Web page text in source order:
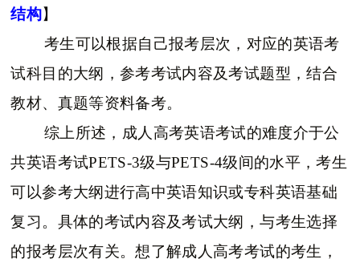
结构】
考生可以根据自己报考层次，对应的英语考
试科目的大纲，参考考试内容及考试题型，结合
教材、真题等资料备考。
综上所述，成人高考英语考试的难度介于公
共英语考试PETS-3级与PETS-4级间的水平，考生
可以参考大纲进行高中英语知识或专科英语基础
复习。具体的考试内容及考试大纲，与考生选择
的报考层次有关。想了解成人高考考试的考生，